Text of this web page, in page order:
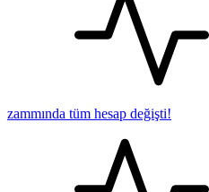
zammında tüm hesap değişti!